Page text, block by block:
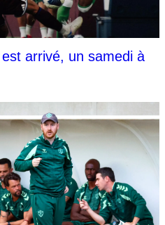
arrivé, un samedi à